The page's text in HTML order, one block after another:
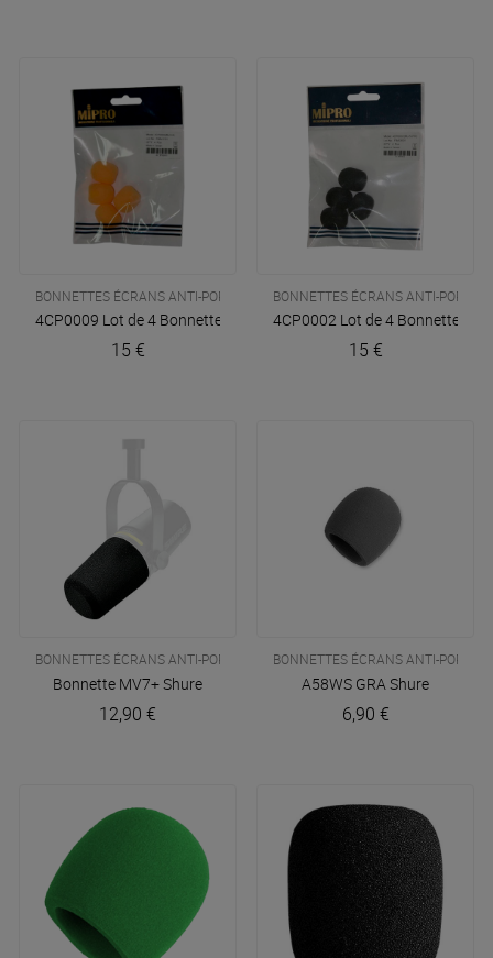
BONNETTES ÉCRANS ANTI-POPS
4CP0009 Lot de 4 Bonnettes pour Micro MU 53 HNSMipro
15 €
BONNETTES ÉCRANS ANTI-POPS
4CP0002 Lot de 4 Bonnettes
15 €
BONNETTES ÉCRANS ANTI-POPS
Bonnette MV7+Shure
12,90 €
BONNETTES ÉCRANS ANTI-POPS
A58WS GRAShure
6,90 €